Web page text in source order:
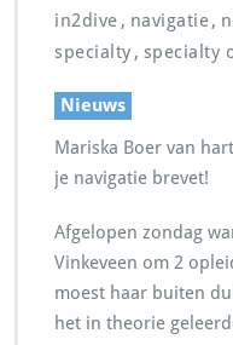
in2dive , navigatie,
specialty , specialty
Nieuws
Mariska Boer van
je navigatie brevet!
Afgelopen zondag
Vinkeveen om 2
moest haar buiten
het in theorie